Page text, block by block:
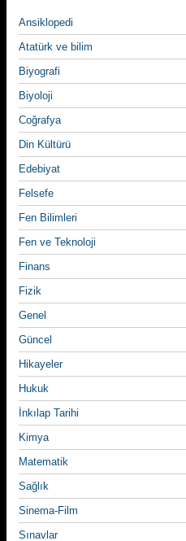
Ansiklopedi
Atatürk ve bilim
Biyografi
Biyoloji
Coğrafya
Din Kültürü
Edebiyat
Felsefe
Fen Bilimleri
Fen ve Teknoloji
Finans
Fizik
Genel
Güncel
Hikayeler
Hukuk
İnkılap Tarihi
Kimya
Matematik
Sağlık
Sinema-Film
Sınavlar